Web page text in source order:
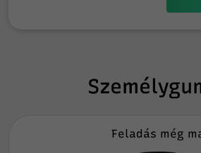
Feladás még